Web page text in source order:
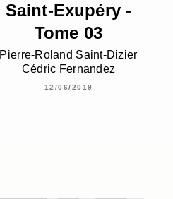
Saint-Exupéry -
Tome 03
Pierre-Roland Saint-Dizier
Cédric Fernandez
12/06/2019